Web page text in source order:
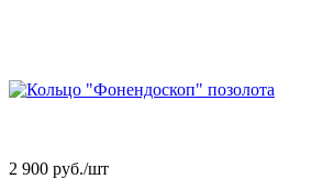
2 900 руб./шт